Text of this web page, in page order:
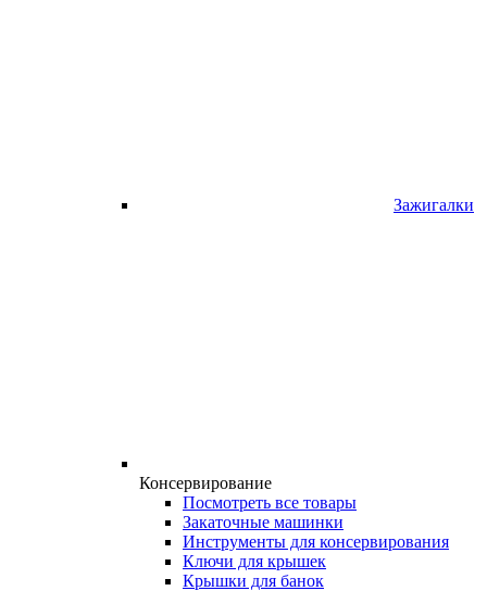
Зажигалки
Консервирование
Посмотреть все товары
Закаточные машинки
Инструменты для консервирования
Ключи для крышек
Крышки для банок